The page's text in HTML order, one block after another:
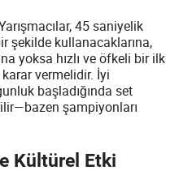
45 saniyelik
şekilde kullanacaklarına,
yoksa hızlı ve öfkeli bir ilk
vermelidir. İyi
başladığında set
şampiyonları
Kültürel Etki